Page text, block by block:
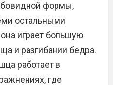
формы,
остальными
играет большую
и разгибании бедра.
работает в
где